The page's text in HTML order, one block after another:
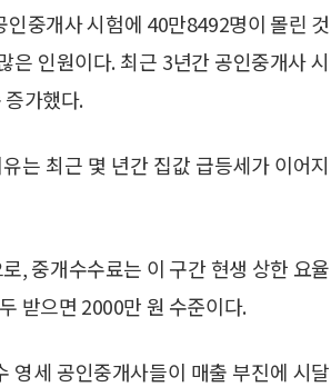
중개사 시험에 40만8492명이 몰린 것
인원이다. 최근 3년간 공인중개사 시
가했다.
는 최근 몇 년간 집값 급등세가 이어지
, 중개수수료는 이 구간 현생 상한 요율
받으면 2000만 원 수준이다.
영세 공인중개사들이 매출 부진에 시달